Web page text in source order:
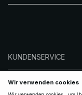
KUNDENSERVICE
ÜBER NA-KD